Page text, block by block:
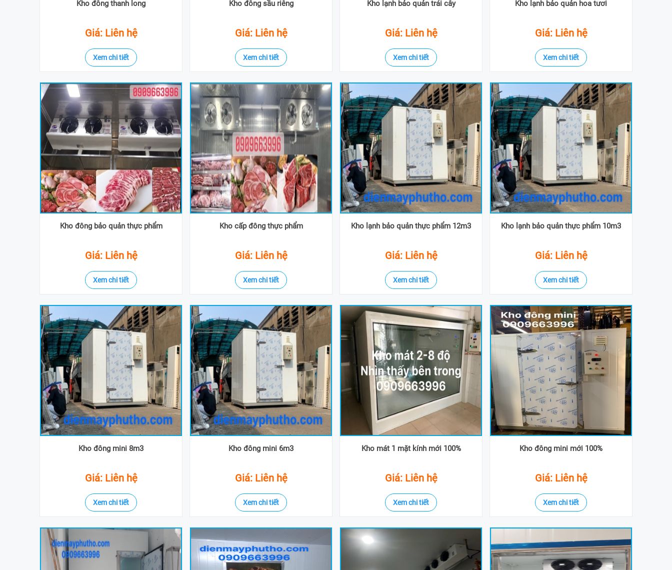
Kho đông thanh long
Giá: Liên hệ
Xem chi tiết
Kho đông sầu riêng
Giá: Liên hệ
Xem chi tiết
Kho lạnh bảo quản trái cây
Giá: Liên hệ
Xem chi tiết
Kho lạnh bảo quản hoa tươi
Giá: Liên hệ
Xem chi tiết
Kho đông bảo quản thực phẩm
Giá: Liên hệ
Xem chi tiết
Kho cấp đông thực phẩm
Giá: Liên hệ
Xem chi tiết
Kho lạnh bảo quản thực phẩm 12m3
Giá: Liên hệ
Xem chi tiết
Kho lạnh bảo quản thực phẩm 10m3
Giá: Liên hệ
Xem chi tiết
Kho đông mini 8m3
Giá: Liên hệ
Xem chi tiết
Kho đông mini 6m3
Giá: Liên hệ
Xem chi tiết
Kho mát 1 mặt kính mới 100%
Giá: Liên hệ
Xem chi tiết
Kho đông mini mới 100%
Giá: Liên hệ
Xem chi tiết